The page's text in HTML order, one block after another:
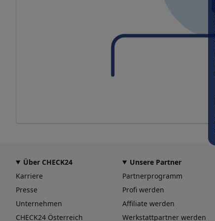
Über CHECK24
Karriere
Presse
Unternehmen
CHECK24 Österreich
Unsere Partner
Partnerprogramm
Profi werden
Affiliate werden
Werkstattpartner werden